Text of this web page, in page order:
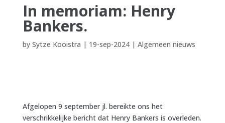
In memoriam: Henry
Bankers.
by Sytze Kooistra | 19-sep-2024| Algemeen nieuws
Afgelopen 9 september jl. bereikte ons het
verschrikkelijke bericht dat Henry Bankers is overleden.